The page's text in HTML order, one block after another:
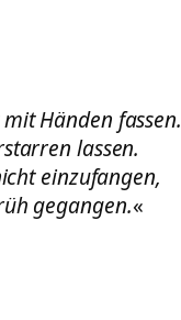
Händen fassen.
lassen.
einzufangen,
gegangen.«